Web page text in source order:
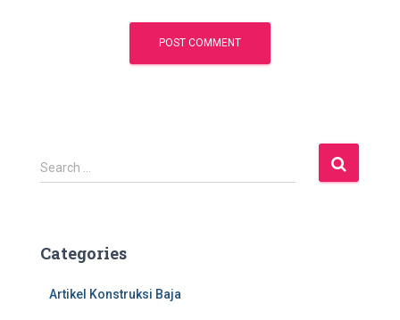
S
e
h
Search …
Categories
Artikel Konstruksi Baja